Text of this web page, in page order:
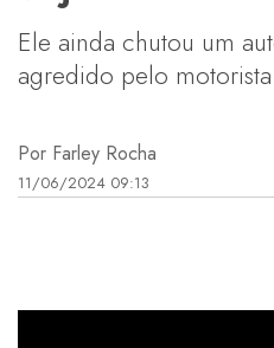
Ele ainda chutou um
agredido pelo
Por Farley Rocha
11/06/2024 09:13